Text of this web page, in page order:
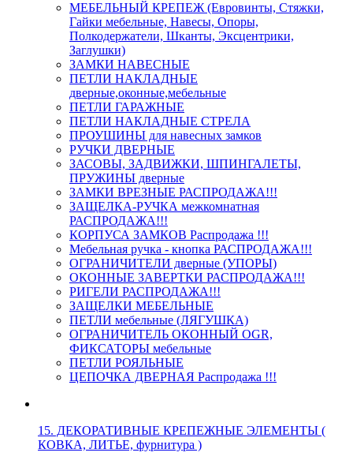
МЕБЕЛЬНЫЙ КРЕПЕЖ (Евровинты, Стяжки,
Гайки мебельные, Навесы, Опоры,
Полкодержатели, Шканты, Эксцентрики,
Заглушки)
ЗАМКИ НАВЕСНЫЕ
ПЕТЛИ НАКЛАДНЫЕ
дверные,оконные,мебельные
ПЕТЛИ ГАРАЖНЫЕ
ПЕТЛИ НАКЛАДНЫЕ СТРЕЛА
ПРОУШИНЫ для навесных замков
РУЧКИ ДВЕРНЫЕ
ЗАСОВЫ, ЗАДВИЖКИ, ШПИНГАЛЕТЫ,
ПРУЖИНЫ дверные
ЗАМКИ ВРЕЗНЫЕ РАСПРОДАЖА!!!
ЗАЩЕЛКА-РУЧКА межкомнатная
РАСПРОДАЖА!!!
КОРПУСА ЗАМКОВ Распродажа !!!
Мебельная ручка - кнопка РАСПРОДАЖА!!!
ОГРАНИЧИТЕЛИ дверные (УПОРЫ)
ОКОННЫЕ ЗАВЕРТКИ РАСПРОДАЖА!!!
РИГЕЛИ РАСПРОДАЖА!!!
ЗАЩЕЛКИ МЕБЕЛЬНЫЕ
ПЕТЛИ мебельные (ЛЯГУШКА)
ОГРАНИЧИТЕЛЬ ОКОННЫЙ OGR,
ФИКСАТОРЫ мебельные
ПЕТЛИ РОЯЛЬНЫЕ
ЦЕПОЧКА ДВЕРНАЯ Распродажа !!!
15. ДЕКОРАТИВНЫЕ КРЕПЕЖНЫЕ ЭЛЕМЕНТЫ (
КОВКА, ЛИТЬЕ, фурнитура )